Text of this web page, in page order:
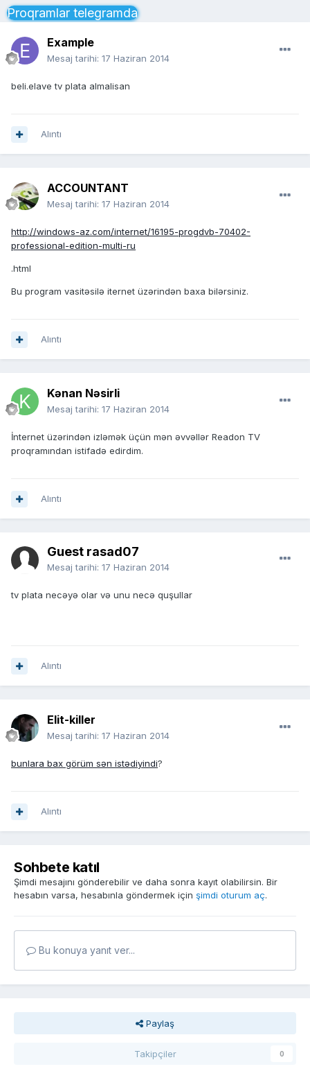
Proqramlar telegramda
Example
Mesaj tarihi: 17 Haziran 2014
beli.elave tv plata almalisan
Alıntı
ACCOUNTANT
Mesaj tarihi: 17 Haziran 2014
http://windows-az.com/internet/16195-progdvb-70402-
professional-edition-multi-ru
.html
Bu program vasitəsilə iternet üzərindən baxa bilərsiniz.
Alıntı
Kənan Nəsirli
Mesaj tarihi: 17 Haziran 2014
İnternet üzərindən izləmək üçün mən əvvəllər Readon TV
proqramından istifadə edirdim.
Alıntı
Guest rasad07
Mesaj tarihi: 17 Haziran 2014
tv plata necəyə olar və unu necə quşullar
Alıntı
Elit-killer
Mesaj tarihi: 17 Haziran 2014
bunlara bax görüm sən istədiyindi?
Alıntı
Sohbete katıl
Şimdi mesajını gönderebilir ve daha sonra kayıt olabilirsin. Bir
hesabın varsa, hesabınla göndermek için şimdi oturum aç.
Bu konuya yanıt ver...
Paylaş
Takipçiler 0